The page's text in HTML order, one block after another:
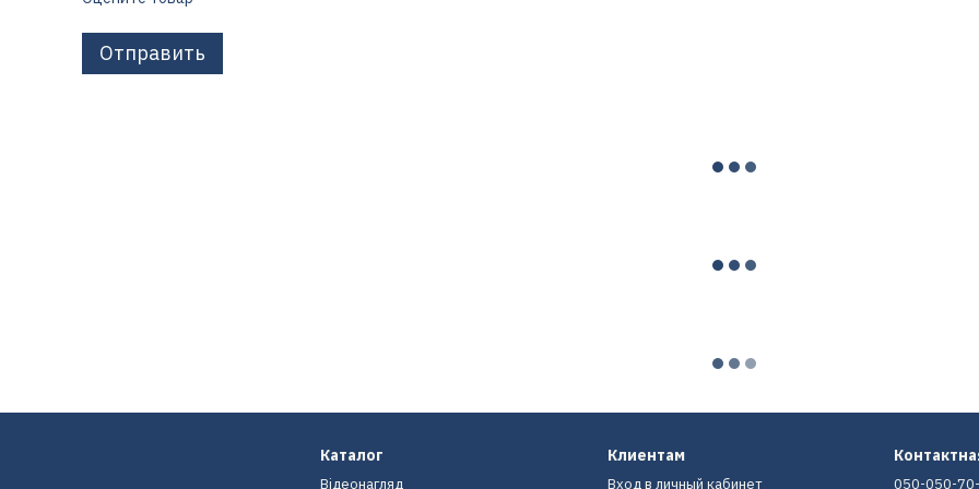
Отправить
Каталог
Відеонагляд
Клиентам
Вход в личный кабинет 050-050-